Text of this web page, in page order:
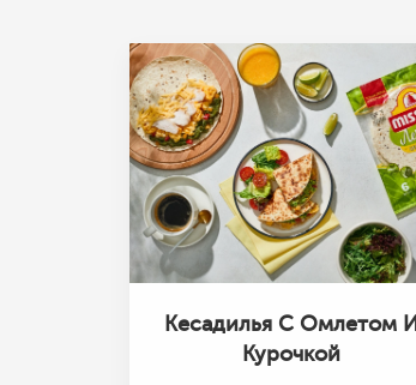
Кесадилья С Омлетом И
Курочкой